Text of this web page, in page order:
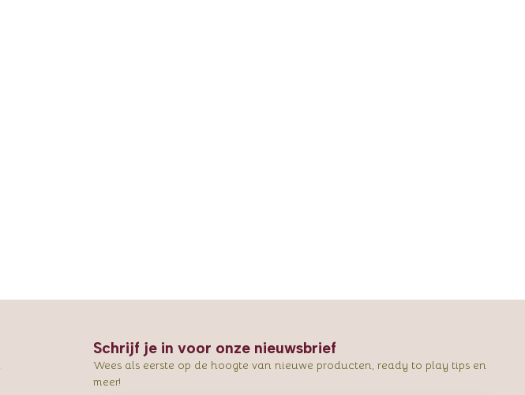
Schrijf je in voor onze nieuwsbrief
Wees als eerste op de hoogte van nieuwe producten, ready to play tips en
meer!